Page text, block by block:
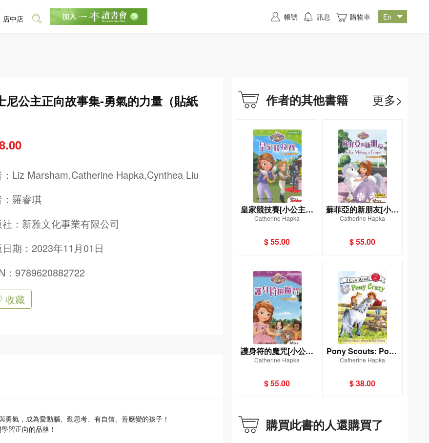
尼公主正向故事集-勇氣的力量（貼紙
Liz Marsham,Catherine Hapka,Cynthea Liu
羅睿琪
： 新雅文化事業有限公司
期：2023年11月01日
：9789620882722
收藏
氣，成為愛動腦、勤思考、有自信、善應變的孩子！
習正向的品格！
作者的其他書籍 更多>
皇家競技賽[小公主蘇
菲亞]
Catherine Hapka
$ 55.00
蘇菲亞的新朋友[小公
主蘇菲亞]
Catherine Hapka
$ 55.00
護身符的魔咒[小公主
蘇菲亞]
Catherine Hapka
$ 55.00
Pony Scouts: Pony
Crazy
Catherine Hapka
$ 38.00
購買此書的人還購買了
店中店 帳號 訊息 購物車